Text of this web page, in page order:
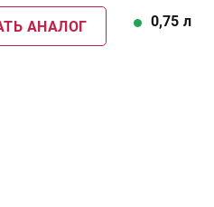
АНАЛОГ 0,75 л